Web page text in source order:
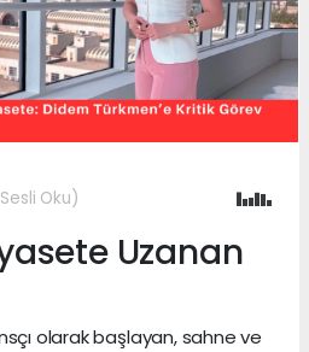
Oku)
Uzanan
olarak başlayan, sahne ve